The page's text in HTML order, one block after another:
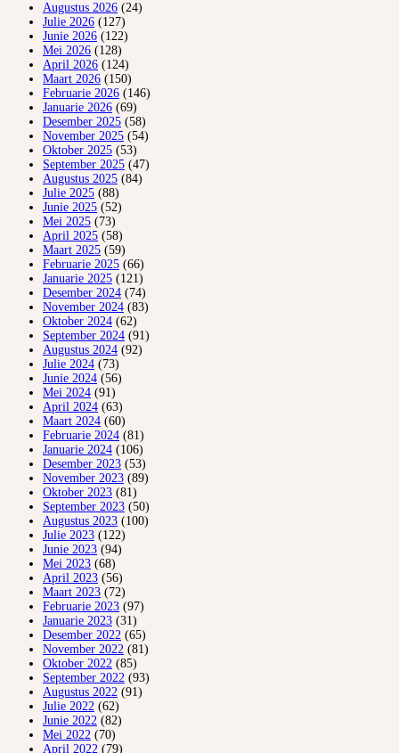
Augustus 2026 (24)
Julie 2026 (127)
Junie 2026 (122)
Mei 2026 (128)
April 2026 (124)
Maart 2026 (150)
Februarie 2026 (146)
Januarie 2026 (69)
Desember 2025 (58)
November 2025 (54)
Oktober 2025 (53)
September 2025 (47)
Augustus 2025 (84)
Julie 2025 (88)
Junie 2025 (52)
Mei 2025 (73)
April 2025 (58)
Maart 2025 (59)
Februarie 2025 (66)
Januarie 2025 (121)
Desember 2024 (74)
November 2024 (83)
Oktober 2024 (62)
September 2024 (91)
Augustus 2024 (92)
Julie 2024 (73)
Junie 2024 (56)
Mei 2024 (91)
April 2024 (63)
Maart 2024 (60)
Februarie 2024 (81)
Januarie 2024 (106)
Desember 2023 (53)
November 2023 (89)
Oktober 2023 (81)
September 2023 (50)
Augustus 2023 (100)
Julie 2023 (122)
Junie 2023 (94)
Mei 2023 (68)
April 2023 (56)
Maart 2023 (72)
Februarie 2023 (97)
Januarie 2023 (31)
Desember 2022 (65)
November 2022 (81)
Oktober 2022 (85)
September 2022 (93)
Augustus 2022 (91)
Julie 2022 (62)
Junie 2022 (82)
Mei 2022 (70)
April 2022 (79)